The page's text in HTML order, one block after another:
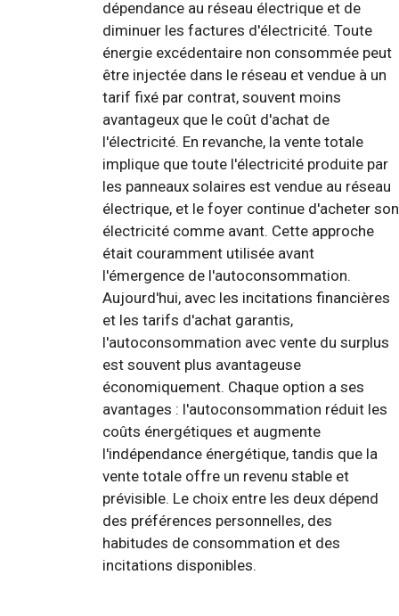
dépendance au réseau électrique et de
diminuer les factures d'électricité. Toute
énergie excédentaire non consommée peut
être injectée dans le réseau et vendue à un
tarif fixé par contrat, souvent moins
avantageux que le coût d'achat de
l'électricité. En revanche, la vente totale
implique que toute l'électricité produite par
les panneaux solaires est vendue au réseau
électrique, et le foyer continue d'acheter son
électricité comme avant. Cette approche
était couramment utilisée avant
l'émergence de l'autoconsommation.
Aujourd'hui, avec les incitations financières
et les tarifs d'achat garantis,
l'autoconsommation avec vente du surplus
est souvent plus avantageuse
économiquement. Chaque option a ses
avantages : l'autoconsommation réduit les
coûts énergétiques et augmente
l'indépendance énergétique, tandis que la
vente totale offre un revenu stable et
prévisible. Le choix entre les deux dépend
des préférences personnelles, des
habitudes de consommation et des
incitations disponibles.